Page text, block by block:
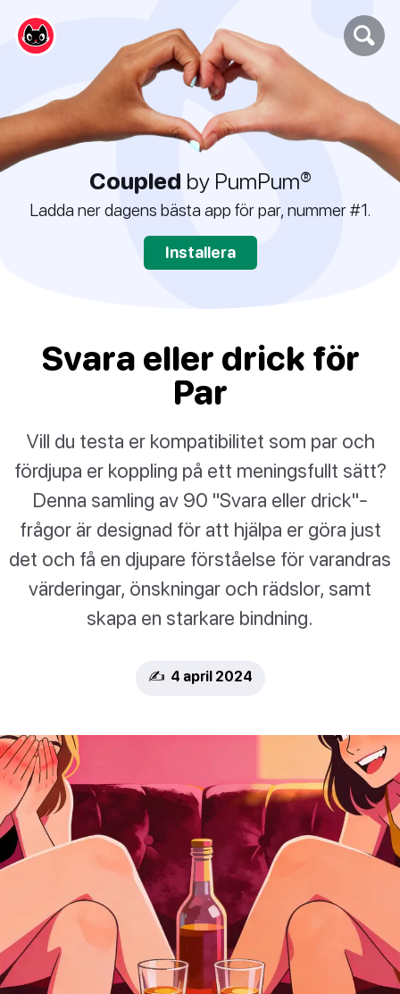
Coupled by PumPum®
Ladda ner dagens bästa app för par, nummer #1.
Installera
Svara eller drick för
Par
Vill du testa er kompatibilitet som par och
fördjupa er koppling på ett meningsfullt sätt?
Denna samling av 90 "Svara eller drick"-
frågor är designad för att hjälpa er göra just
det och få en djupare förståelse för varandras
värderingar, önskningar och rädslor, samt
skapa en starkare bindning.
✍️ 4 april 2024